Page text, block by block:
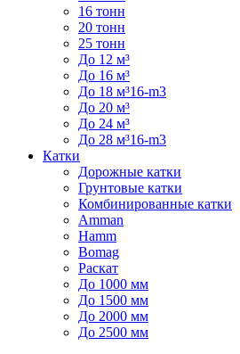
16 тонн
20 тонн
25 тонн
До 12 м³
До 16 м³
До 18 м³16-m3
До 20 м³
До 24 м³
До 28 м³16-m3
Катки
Дорожные катки
Грунтовые катки
Комбинированные катки
Amman
Hamm
Bomag
Раскат
До 1000 мм
До 1500 мм
До 2000 мм
До 2500 мм